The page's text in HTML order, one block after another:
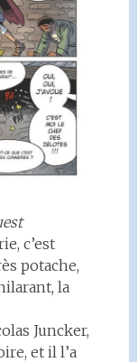
c’est
potache,
la
Juncker,
et il l’a